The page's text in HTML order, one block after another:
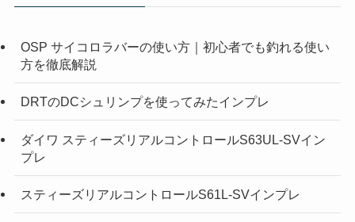
OSP サイコロラバーの使い方｜初心者でも釣れる使い
方を徹底解説
DRTのDCシュリンプを使ってみたインプレ
ダイワ スティーズリアルコントロールS63UL-SVイン
プレ
スティーズリアルコントロールS61L-SVインプレ